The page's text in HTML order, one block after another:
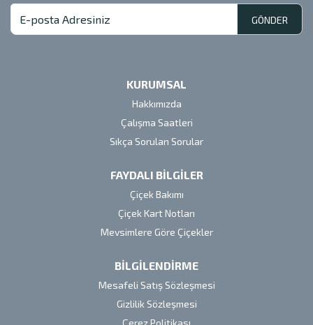
GÖNDER
KURUMSAL
Hakkımızda
Çalışma Saatleri
Sıkça Sorulan Sorular
FAYDALI BİLGİLER
Çiçek Bakımı
Çiçek Kart Notları
Mevsimlere Göre Çiçekler
BİLGİLENDİRME
Mesafeli Satış Sözleşmesi
Gizlilik Sözleşmesi
Çerez Politikası